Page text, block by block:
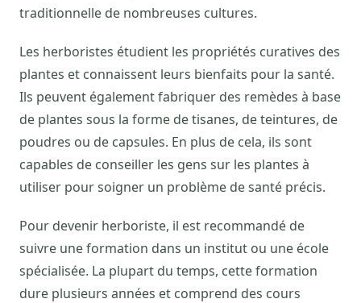
traditionnelle de nombreuses cultures.
Les herboristes étudient les propriétés curatives des
plantes et connaissent leurs bienfaits pour la santé.
Ils peuvent également fabriquer des remèdes à base
de plantes sous la forme de tisanes, de teintures, de
poudres ou de capsules. En plus de cela, ils sont
capables de conseiller les gens sur les plantes à
utiliser pour soigner un problème de santé précis.
Pour devenir herboriste, il est recommandé de
suivre une formation dans un institut ou une école
spécialisée. La plupart du temps, cette formation
dure plusieurs années et comprend des cours